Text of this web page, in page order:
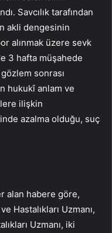
Savcılık tarafından
akli dengesinin
alınmak üzere sevk
3 hafta müşahede
sonrası
hukukî anlam ve
ilişkin
azalma olduğu, suç
alan habere göre,
Hastalıkları Uzmanı,
Uzmanı, iki